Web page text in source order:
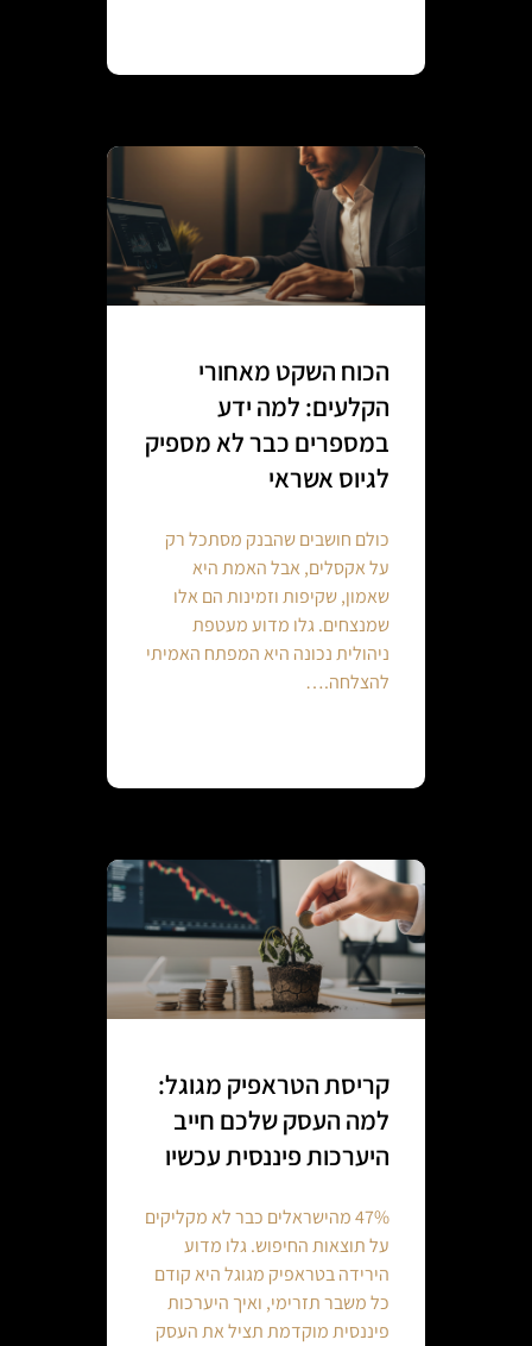
הכוח השקט מאחורי
הקלעים: למה ידע
במספרים כבר לא מספיק
לגיוס אשראי
כולם חושבים שהבנק מסתכל רק
על אקסלים, אבל האמת היא
שאמון, שקיפות וזמינות הם אלו
שמנצחים. גלו מדוע מעטפת
ניהולית נכונה היא המפתח האמיתי
להצלחה.…
קריסת הטראפיק מגוגל:
למה העסק שלכם חייב
היערכות פיננסית עכשיו
47% מהישראלים כבר לא מקליקים
על תוצאות החיפוש. גלו מדוע
הירידה בטראפיק מגוגל היא קודם
כל משבר תזרימי, ואיך היערכות
פיננסית מוקדמת תציל את העסק